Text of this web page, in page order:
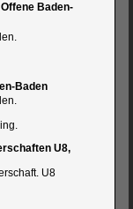
Baden-
Baden
U8,
U8